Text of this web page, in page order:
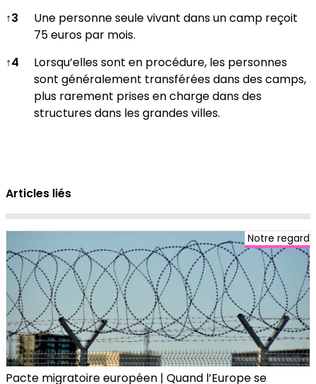
↑3
Une personne seule vivant dans un camp reçoit
75 euros par mois.
↑4
Lorsqu’elles sont en procédure, les personnes
sont généralement transférées dans des camps,
plus rarement prises en charge dans des
structures dans les grandes villes.
Articles liés
Notre regard
Pacte migratoire européen | Quand l’Europe se